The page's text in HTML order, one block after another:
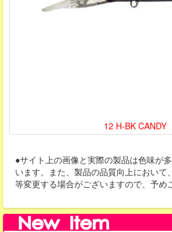
12 H-BK CANDY
●サイト上の画像と実際の製品は色味が
います。また、製品の品質向上において
等変更する場合がございますので、予め